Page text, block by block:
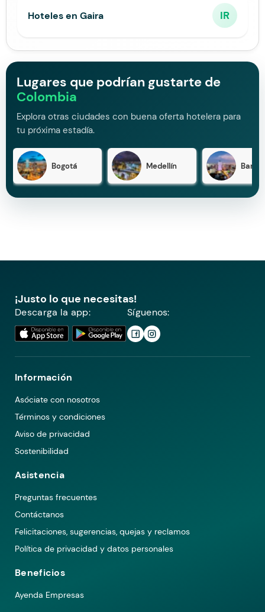
Hoteles en Gaira IR
Lugares que podrían gustarte de
Colombia
Explora otras ciudades con buena oferta hotelera para
tu próxima estadía.
Bogotá Medellín
¡Justo lo que necesitas!
Descarga la app: Síguenos:
Información
Asóciate con nosotros
Términos y condiciones
Aviso de privacidad
Sostenibilidad
Asistencia
Preguntas frecuentes
Contáctanos
Felicitaciones, sugerencias, quejas y reclamos
Política de privacidad y datos personales
Beneficios
Ayenda Empresas